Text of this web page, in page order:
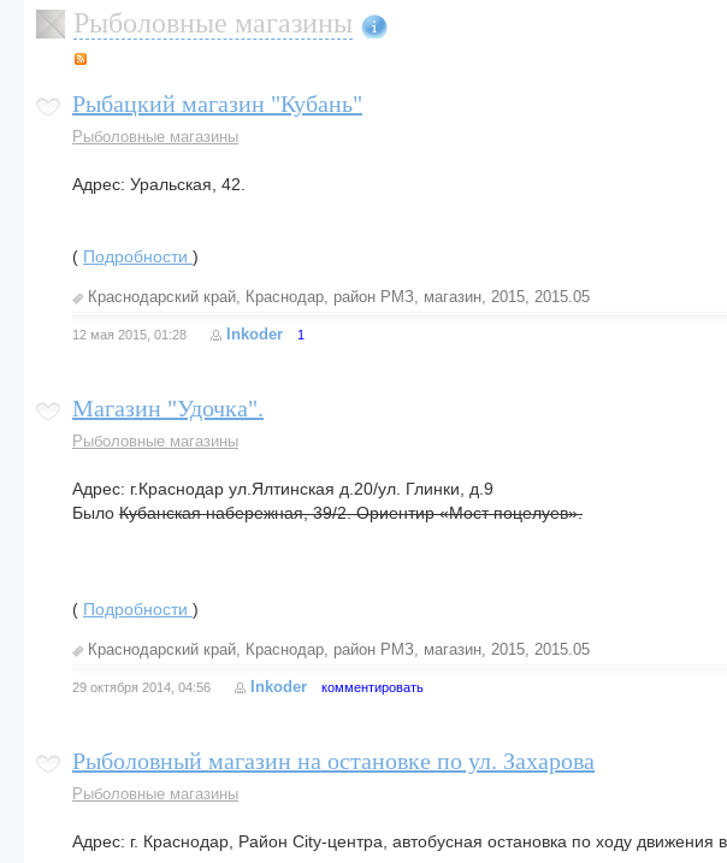
Рыболовные магазины
Рыбацкий магазин "Кубань"
Рыболовные магазины
Адрес: Уральская, 42.
( Подробности )
Краснодарский край, Краснодар, район РМЗ, магазин, 2015, 2015.05
12 мая 2015, 01:28 Inkoder 1
Магазин "Удочка".
Рыболовные магазины
Адрес: г.Краснодар ул.Ялтинская д.20/ул. Глинки, д.9
Было Кубанская набережная, 39/2. Ориентир «Мост поцелуев».
( Подробности )
Краснодарский край, Краснодар, район РМЗ, магазин, 2015, 2015.05
29 октября 2014, 04:56 Inkoder комментировать
Рыболовный магазин на остановке по ул. Захарова
Рыболовные магазины
Адрес: г. Краснодар, Район City-центра, автобусная остановка по ходу движения